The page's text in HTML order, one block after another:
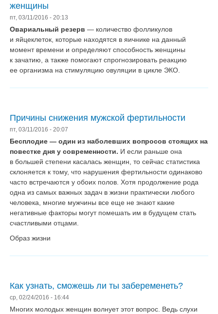
женщины
пт, 03/11/2016 - 20:13
Овариальный резерв — количество фолликулов
и яйцеклеток, которые находятся в яичнике на данный
момент времени и определяют способность женщины
к зачатию, а также помогают спрогнозировать реакцию
ее организма на стимуляцию овуляции в цикле ЭКО.
Причины снижения мужской фертильности
пт, 03/11/2016 - 20:07
Бесплодие — один из наболевших вопросов стоящих на
повестке дня у современности. И если раньше она
в большей степени касалась женщин, то сейчас статистика
склоняется к тому, что нарушения фертильности одинаково
часто встречаются у обоих полов. Хотя продолжение рода
одна из самых важных задач в жизни практически любого
человека, многие мужчины все еще не знают какие
негативные факторы могут помешать им в будущем стать
счастливыми отцами.
Образ жизни
Как узнать, сможешь ли ты забеременеть?
ср, 02/24/2016 - 16:44
Многих молодых женщин волнует этот вопрос. Ведь слухи